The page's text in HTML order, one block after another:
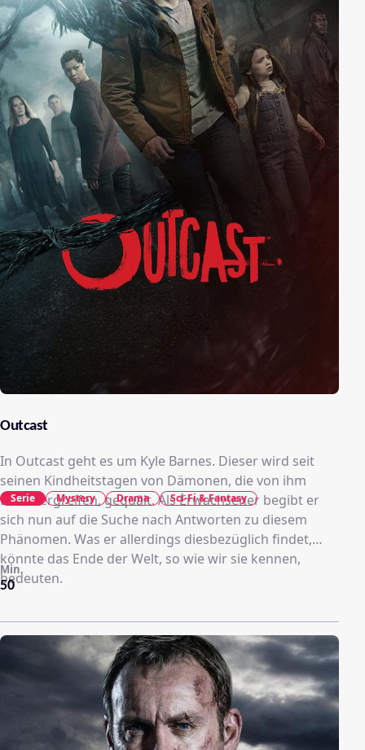
Outcast
In Outcast geht es um Kyle Barnes. Dieser wird seit
seinen Kindheitstagen von Dämonen, die von ihm
Besitz ergreifen, gequält. Als Erwachsener begibt er
sich nun auf die Suche nach Antworten zu diesem
Phänomen. Was er allerdings diesbezüglich findet,
könnte das Ende der Welt, so wie wir sie kennen,
bedeuten.
50
Min.
Serie Mystery Drama Sci-Fi & Fantasy